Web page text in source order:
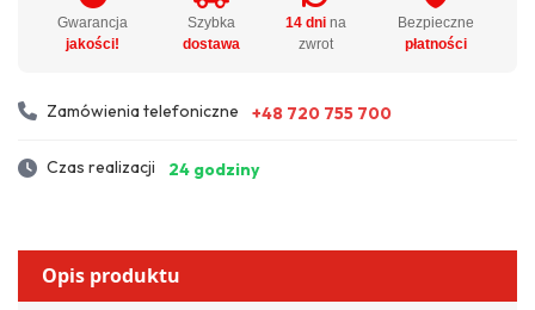
Gwarancja
jakości!
Szybka
dostawa
14 dnina
zwrot
Bezpieczne
płatności
Zamówienia telefoniczne +48 720 755 700
Czas realizacji 24 godziny
Opis produktu